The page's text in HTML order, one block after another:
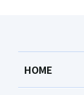
HOME